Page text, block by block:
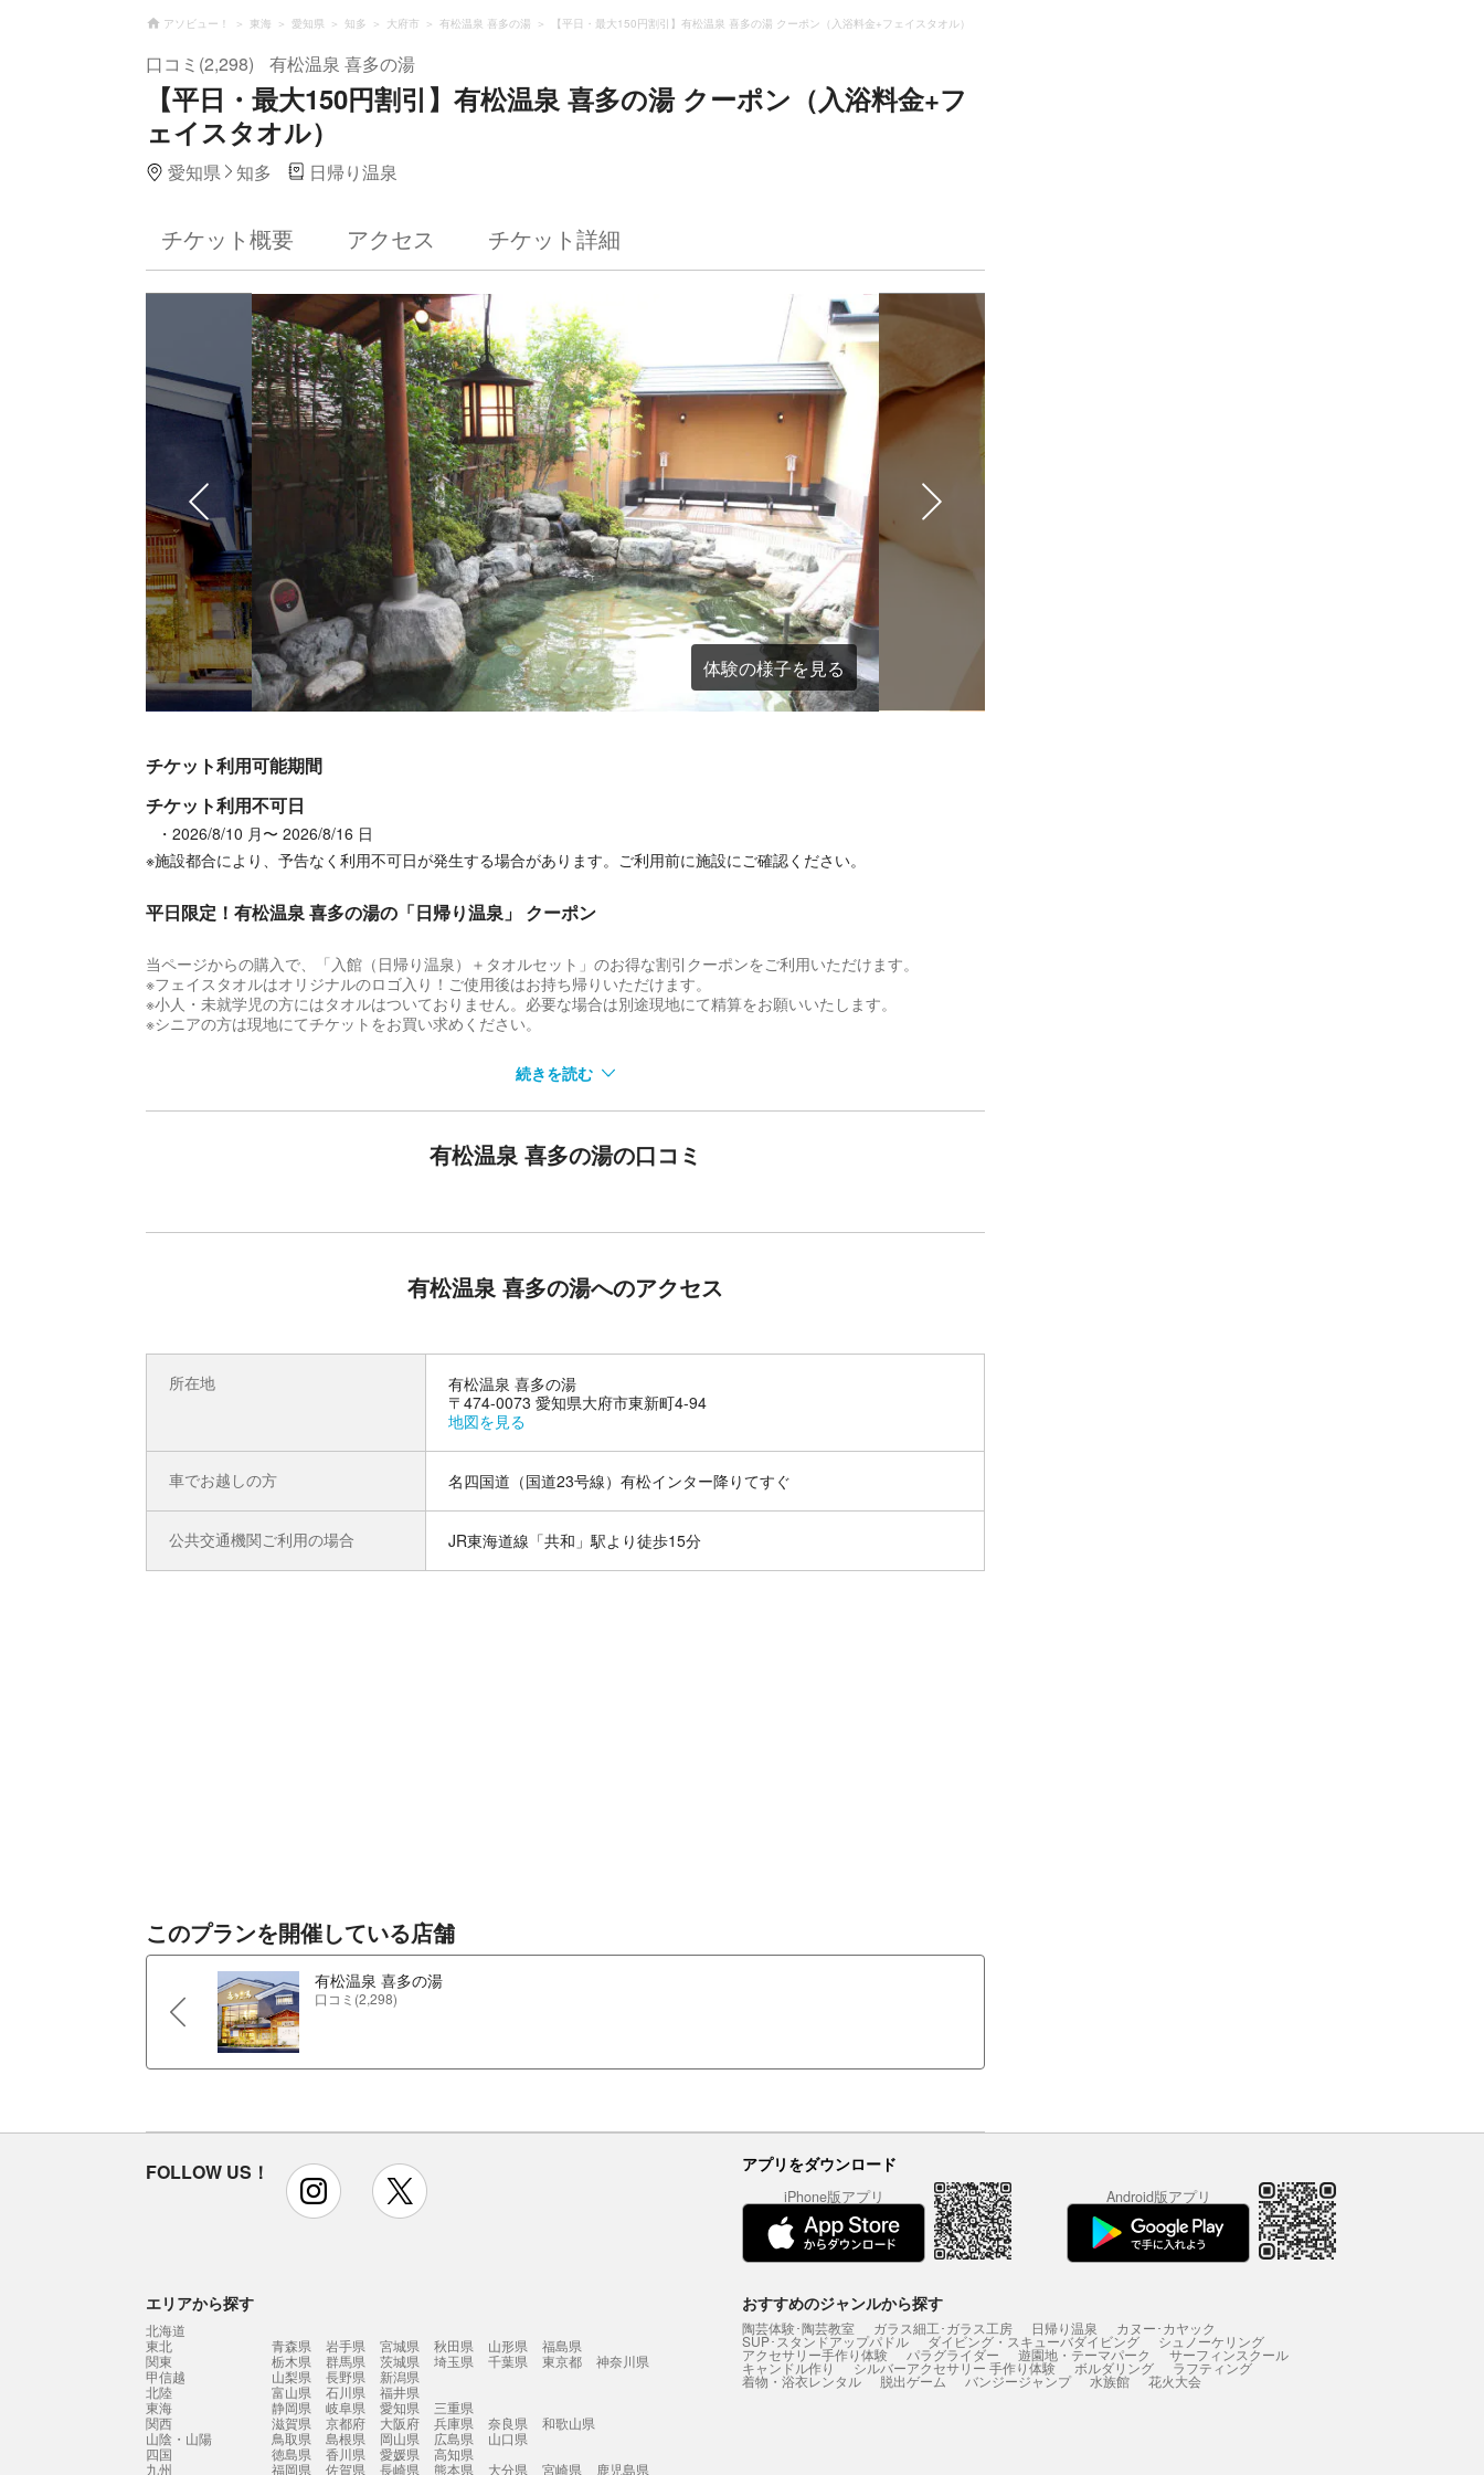
アソビュー！ 東海 愛知県 知多 大府市 有松温泉 喜多の湯 【平日・最大150円割引】有松温泉 喜多の湯 クーポン（入浴料金+フェイスタオル）
口コミ(2,298) 有松温泉 喜多の湯
【平日・最大150円割引】有松温泉 喜多の湯 クーポン（入浴料金+フ
ェイスタオル）
愛知県 知多 日帰り温泉
チケット概要 アクセス チケット詳細
体験の様子を見る
チケット利用可能期間
チケット利用不可日
2026/8/10 月〜 2026/8/16 日
※施設都合により、予告なく利用不可日が発生する場合があります。ご利用前に施設にご確認ください。
平日限定！有松温泉 喜多の湯の「日帰り温泉」 クーポン
当ページからの購入で、「入館（日帰り温泉）＋タオルセット」のお得な割引クーポンをご利用いただけます。
※フェイスタオルはオリジナルのロゴ入り！ご使用後はお持ち帰りいただけます。
※小人・未就学児の方にはタオルはついておりません。必要な場合は別途現地にて精算をお願いいたします。
※シニアの方は現地にてチケットをお買い求めください。
果のあるビタミン温泉、低刺激なアルカリ性単純温泉です。また、施設内には広々としたお食事処があり、冷たいビー
ル、おつまみからお食事まで60種類のメニューをご用意しております。その他、マッサージスペース（有料）もございま
続きを読む
有松温泉 喜多の湯の口コミ
有松温泉 喜多の湯へのアクセス
所在地
有松温泉 喜多の湯
〒474-0073 愛知県大府市東新町4-94
地図を見る
車でお越しの方 名四国道（国道23号線）有松インター降りてすぐ
公共交通機関ご利用の場合 JR東海道線「共和」駅より徒歩15分
このプランを開催している店舗
有松温泉 喜多の湯
口コミ(2,298)
FOLLOW US！ instagram アプリをダウンロード
iPhone版アプリ Android版アプリ
エリアから探す
北海道
東北
青森県 岩手県 宮城県 秋田県 山形県
福島県
関東
栃木県 群馬県 茨城県 埼玉県 千葉県 東京都
神奈川県
甲信越
山梨県 長野県
新潟県
北陸
富山県 石川県
福井県
東海
静岡県 岐阜県 愛知県
三重県
関西
滋賀県 京都府 大阪府 兵庫県 奈良県
和歌山県
山陰・山陽
鳥取県 島根県 岡山県 広島県
山口県
四国
徳島県 香川県 愛媛県
高知県
九州
福岡県 佐賀県 長崎県 熊本県 大分県 宮崎県 鹿児島県
おすすめのジャンルから探す
陶芸体験･陶芸教室 ガラス細工･ガラス工房 日帰り温泉 カヌー･カヤック
SUP･スタンドアップパドル ダイビング・スキューバダイビング シュノーケリング
アクセサリー手作り体験 パラグライダー 遊園地・テーマパーク サーフィンスクール
キャンドル作り シルバーアクセサリー 手作り体験 ボルダリング ラフティング
着物・浴衣レンタル 脱出ゲーム バンジージャンプ 水族館 花火大会